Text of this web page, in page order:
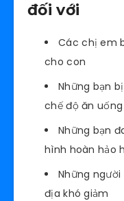
đối với
Các chị em
cho con
Những bạn
chế độ ăn
Những bạn
hình hoàn hảo
Những
địa khó giảm